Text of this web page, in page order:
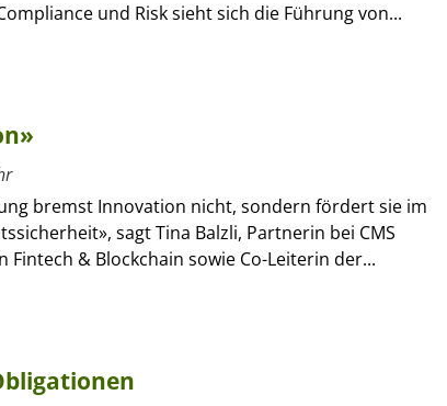
und Risk sieht sich die Führung von...
bremst Innovation nicht, sondern fördert sie im
sagt Tina Balzli, Partnerin bei CMS
Fintech & Blockchain sowie Co-Leiterin der...